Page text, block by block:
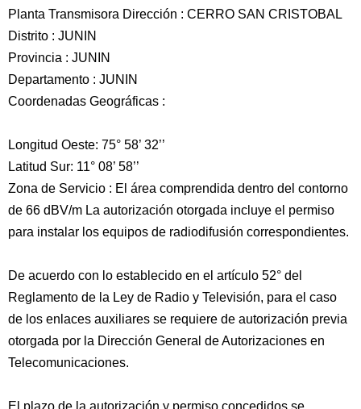
Planta Transmisora Dirección : CERRO SAN CRISTOBAL
Distrito : JUNIN
Provincia : JUNIN
Departamento : JUNIN
Coordenadas Geográficas :
Longitud Oeste: 75° 58’ 32’’
Latitud Sur: 11° 08’ 58’’
Zona de Servicio : El área comprendida dentro del contorno
de 66 dBV/m La autorización otorgada incluye el permiso
para instalar los equipos de radiodifusión correspondientes.
De acuerdo con lo establecido en el artículo 52° del
Reglamento de la Ley de Radio y Televisión, para el caso
de los enlaces auxiliares se requiere de autorización previa
otorgada por la Dirección General de Autorizaciones en
Telecomunicaciones.
El plazo de la autorización y permiso concedidos se